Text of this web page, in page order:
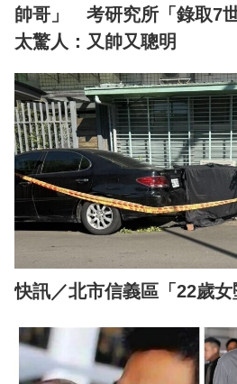
帥哥」 考研究所「錄取7
太驚人：又帥又聰明
快訊／北市信義區「22歲